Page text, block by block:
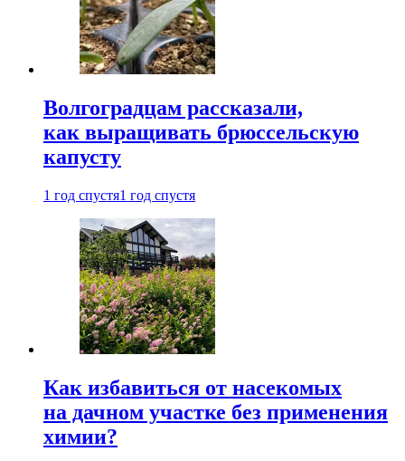
Волгоградцам рассказали,
как выращивать брюссельскую
капусту
1 год спустя1 год спустя
Как избавиться от насекомых
на дачном участке без применения
химии?